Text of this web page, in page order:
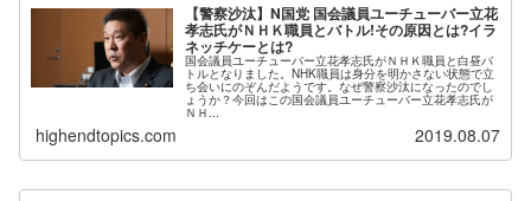
【警察沙汰】N国党 国会議員ユーチューバー立花
孝志氏がＮＨＫ職員とバトル!その原因とは?イラ
ネッチケーとは?
国会議員ユーチューバー立花孝志氏がＮＨＫ職員と白昼バ
トルとなりました。NHK職員は身分を明かさない状態で立
ち会いにのぞんだようです。なぜ警察沙汰になったのでし
ょうか？今回はこの国会議員ユーチューバー立花孝志氏が
ＮＨ...
highendtopics.com 2019.08.07